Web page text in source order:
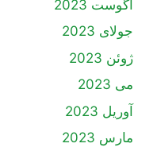
آگوست 2023
جولای 2023
ژوئن 2023
می 2023
آوریل 2023
مارس 2023